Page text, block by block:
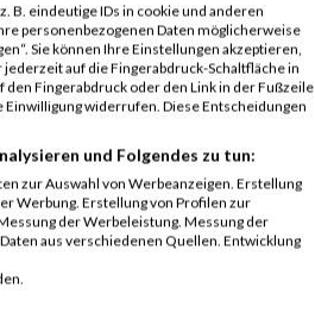
B. eindeutige IDs in cookie und anderen
personenbezogenen Daten möglicherweise
Sie können Ihre Einstellungen akzeptieren,
auf die Fingerabdruck-Schaltfläche in
Fingerabdruck oder den Link in der Fußzeile
Einwilligung widerrufen. Diese Entscheidungen
und Folgendes zu tun:
zur Auswahl von Werbeanzeigen. Erstellung
Werbung. Erstellung von Profilen zur
der Werbeleistung. Messung der
aus verschiedenen Quellen. Entwicklung